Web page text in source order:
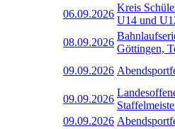
06.09.2026
Kreis
U14 und
08.09.2026
Göttingen,
09.09.2026
09.09.2026
09.09.2026